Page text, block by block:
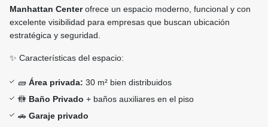
Manhattan Centerofrece un espacio moderno, funcional y con
excelente visibilidad para empresas que buscan ubicación
estratégica y seguridad.
✨ Características del espacio:
🧱 Área privada: 30 m² bien distribuidos
🚻 Baño Privado + baños auxiliares en el piso
🚗 Garaje privado